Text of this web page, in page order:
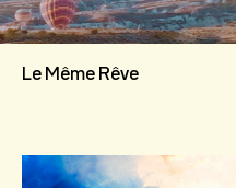
Le Même Rêve